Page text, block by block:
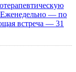
Еженедельно — по
встреча — 31